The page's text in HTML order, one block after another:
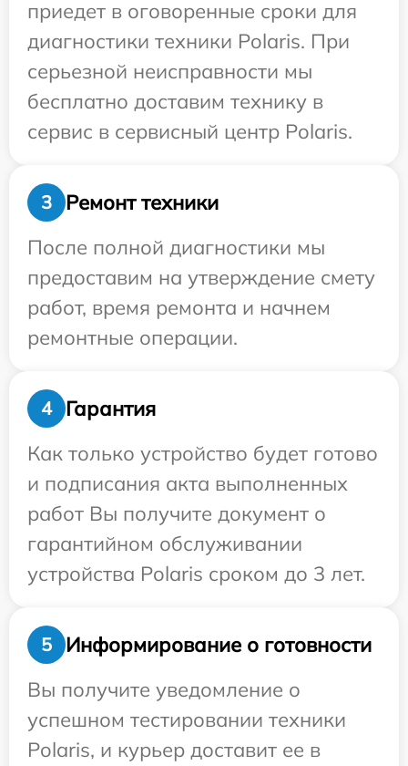
приедет в оговоренные сроки для
диагностики техники Polaris. При
серьезной неисправности мы
бесплатно доставим технику в
сервис в сервисный центр Polaris.
3
Ремонт техники
После полной диагностики мы
предоставим на утверждение смету
работ, время ремонта и начнем
ремонтные операции.
4
Гарантия
Как только устройство будет готово
и подписания акта выполненных
работ Вы получите документ о
гарантийном обслуживании
устройства Polaris сроком до 3 лет.
5
Информирование о готовности
Вы получите уведомление о
успешном тестировании техники
Polaris, и курьер доставит ее в